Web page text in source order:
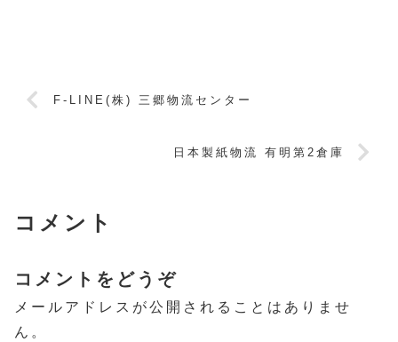
F-LINE(株) 三郷物流センター
日本製紙物流 有明第2倉庫
コメント
コメントをどうぞ
メールアドレスが公開されることはありませ
ん。